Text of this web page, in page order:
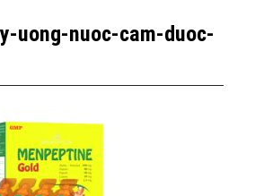
uong-nuoc-cam-duoc-